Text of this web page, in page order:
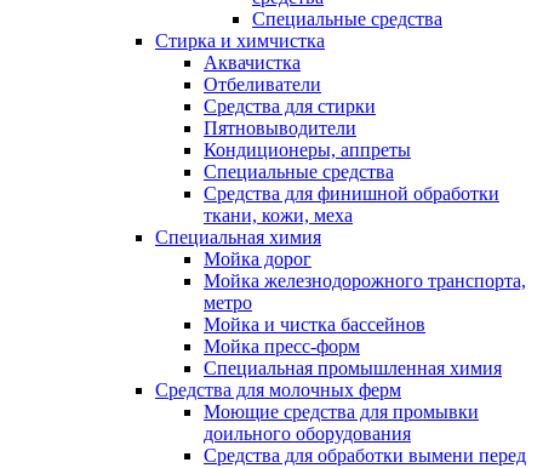
Специальные средства
Стирка и химчистка
Аквачистка
Отбеливатели
Средства для стирки
Пятновыводители
Кондиционеры, аппреты
Специальные средства
Средства для финишной обработки
ткани, кожи, меха
Специальная химия
Мойка дорог
Мойка железнодорожного транспорта,
метро
Мойка и чистка бассейнов
Мойка пресс-форм
Специальная промышленная химия
Средства для молочных ферм
Моющие средства для промывки
доильного оборудования
Средства для обработки вымени перед